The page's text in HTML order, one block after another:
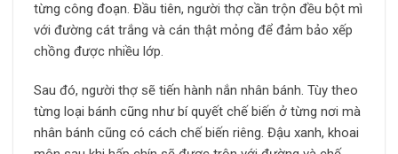
từng công đoạn. Đầu tiên, người thợ cần trộn đều bột mì
với đường cát trắng và cán thật mỏng để đảm bảo xếp
chồng được nhiều lớp.
Sau đó, người thợ sẽ tiến hành nắn nhân bánh. Tùy theo
từng loại bánh cũng như bí quyết chế biến ở từng nơi mà
nhân bánh cũng có cách chế biến riêng. Đậu xanh, khoai